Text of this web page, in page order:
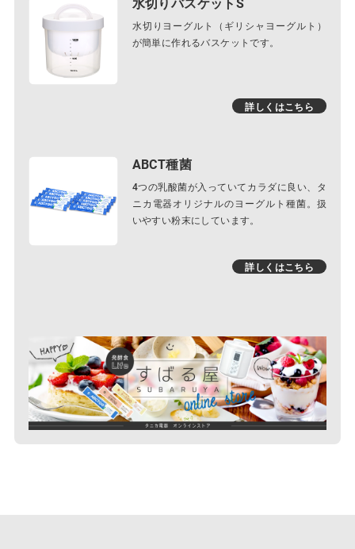
水切りヨーグルト（ギリシャヨーグルト）
が簡単に作れるバスケットです。
詳しくはこちら
ABCT種菌
4つの乳酸菌が入っていてカラダに良い、タ
ニカ電器オリジナルのヨーグルト種菌。扱
いやすい粉末にしています。
詳しくはこちら